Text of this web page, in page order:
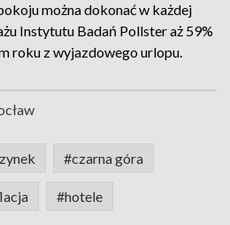
można dokonać w każdej
Instytutu Badań Pollster aż 59%
roku z wyjazdowego urlopu.
#czarna góra
#hotele